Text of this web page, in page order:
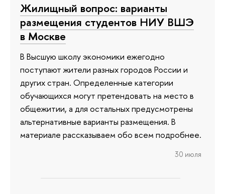
Жилищный вопрос: варианты
размещения студентов НИУ ВШЭ
в Москве
В Высшую школу экономики ежегодно
поступают жители разных городов России и
других стран. Определенные категории
обучающихся могут претендовать на место в
общежитии, а для остальных предусмотрены
альтернативные варианты размещения. В
материале рассказываем обо всем подробнее.
30 июля